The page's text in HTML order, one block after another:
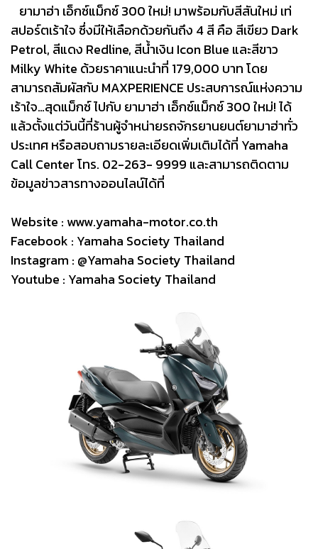
ยามาฮ่า เอ็กซ์แม็กซ์ 300 ใหม่! มาพร้อมกับสีสันใหม่ เท่
สปอร์ตเร้าใจ ซึ่งมีให้เลือกด้วยกันถึง 4 สี คือ สีเขียว Dark
Petrol, สีแดง Redline, สีน้ำเงิน Icon Blue และสีขาว
Milky White ด้วยราคาแนะนำที่ 179,000 บาท โดย
สามารถสัมผัสกับ MAXPERIENCE ประสบการณ์แห่งความ
เร้าใจ…สุดแม็กซ์ ไปกับ ยามาฮ่า เอ็กซ์แม็กซ์ 300 ใหม่! ได้
แล้วตั้งแต่วันนี้ที่ร้านผู้จำหน่ายรถจักรยานยนต์ยามาฮ่าทั่ว
ประเทศ หรือสอบถามรายละเอียดเพิ่มเติมได้ที่ Yamaha
Call Center โทร. 02-263- 9999 และสามารถติดตาม
ข้อมูลข่าวสารทางออนไลน์ได้ที่
Website : www.yamaha-motor.co.th
Facebook : Yamaha Society Thailand
Instagram : @Yamaha Society Thailand
Youtube : Yamaha Society Thailand